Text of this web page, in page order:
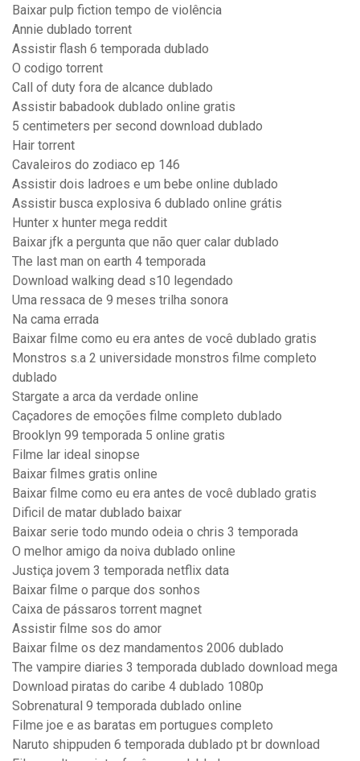
Baixar pulp fiction tempo de violência
Annie dublado torrent
Assistir flash 6 temporada dublado
O codigo torrent
Call of duty fora de alcance dublado
Assistir babadook dublado online gratis
5 centimeters per second download dublado
Hair torrent
Cavaleiros do zodiaco ep 146
Assistir dois ladroes e um bebe online dublado
Assistir busca explosiva 6 dublado online grátis
Hunter x hunter mega reddit
Baixar jfk a pergunta que não quer calar dublado
The last man on earth 4 temporada
Download walking dead s10 legendado
Uma ressaca de 9 meses trilha sonora
Na cama errada
Baixar filme como eu era antes de você dublado gratis
Monstros s.a 2 universidade monstros filme completo
dublado
Stargate a arca da verdade online
Caçadores de emoções filme completo dublado
Brooklyn 99 temporada 5 online gratis
Filme lar ideal sinopse
Baixar filmes gratis online
Baixar filme como eu era antes de você dublado gratis
Dificil de matar dublado baixar
Baixar serie todo mundo odeia o chris 3 temporada
O melhor amigo da noiva dublado online
Justiça jovem 3 temporada netflix data
Baixar filme o parque dos sonhos
Caixa de pássaros torrent magnet
Assistir filme sos do amor
Baixar filme os dez mandamentos 2006 dublado
The vampire diaries 3 temporada dublado download mega
Download piratas do caribe 4 dublado 1080p
Sobrenatural 9 temporada dublado online
Filme joe e as baratas em portugues completo
Naruto shippuden 6 temporada dublado pt br download